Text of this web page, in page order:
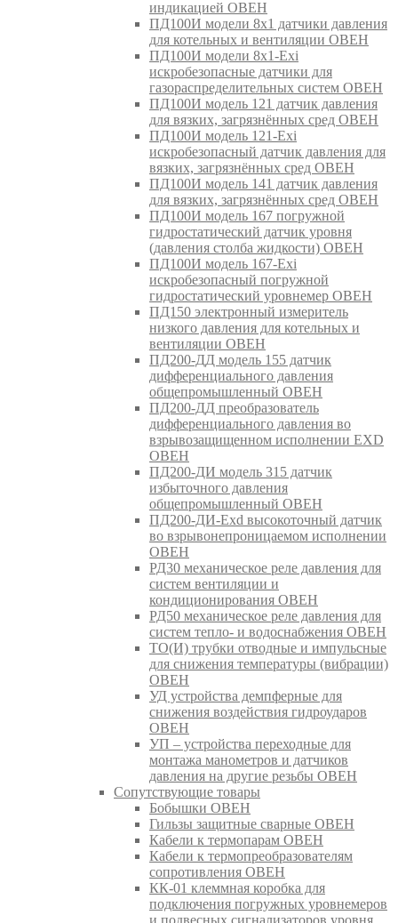
индикацией ОВЕН
ПД100И модели 8х1 датчики давления
для котельных и вентиляции ОВЕН
ПД100И модели 8х1-Exi
искробезопасные датчики для
газораспределительных систем ОВЕН
ПД100И модель 121 датчик давления
для вязких, загрязнённых сред ОВЕН
ПД100И модель 121-Exi
искробезопасный датчик давления для
вязких, загрязнённых сред ОВЕН
ПД100И модель 141 датчик давления
для вязких, загрязнённых сред ОВЕН
ПД100И модель 167 погружной
гидростатический датчик уровня
(давления столба жидкости) ОВЕН
ПД100И модель 167-Exi
искробезопасный погружной
гидростатический уровнемер ОВЕН
ПД150 электронный измеритель
низкого давления для котельных и
вентиляции ОВЕН
ПД200-ДД модель 155 датчик
дифференциального давления
общепромышленный ОВЕН
ПД200-ДД преобразователь
дифференциального давления во
взрывозащищенном исполнении EXD
ОВЕН
ПД200-ДИ модель 315 датчик
избыточного давления
общепромышленный ОВЕН
ПД200-ДИ-Exd высокоточный датчик
во взрывонепроницаемом исполнении
ОВЕН
РД30 механическое реле давления для
систем вентиляции и
кондиционирования ОВЕН
РД50 механическое реле давления для
систем тепло- и водоснабжения ОВЕН
ТО(И) трубки отводные и импульсные
для снижения температуры (вибрации)
ОВЕН
УД устройства демпферные для
снижения воздействия гидроударов
ОВЕН
УП – устройства переходные для
монтажа манометров и датчиков
давления на другие резьбы ОВЕН
Сопутствующие товары
Бобышки ОВЕН
Гильзы защитные сварные ОВЕН
Кабели к термопарам ОВЕН
Кабели к термопреобразователям
сопротивления ОВЕН
КК-01 клеммная коробка для
подключения погружных уровнемеров
и подвесных сигнализаторов уровня